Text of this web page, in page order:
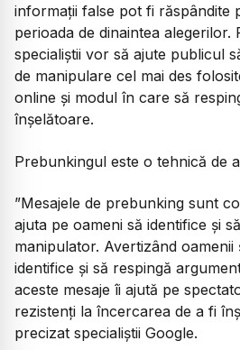
informații false pot fi răspândite
perioada de dinaintea alegerilor.
specialiștii vor să ajute publicul
de manipulare cel mai des
online și modul în care să
înșelătoare.
Prebunkingul este o tehnică de
”Mesajele de prebunking sunt
ajuta pe oameni să identifice și
manipulator. Avertizând oamenii
identifice și să respingă
aceste mesaje îi ajută pe
rezistenți la încercarea de a fi
precizat specialiștii Google.